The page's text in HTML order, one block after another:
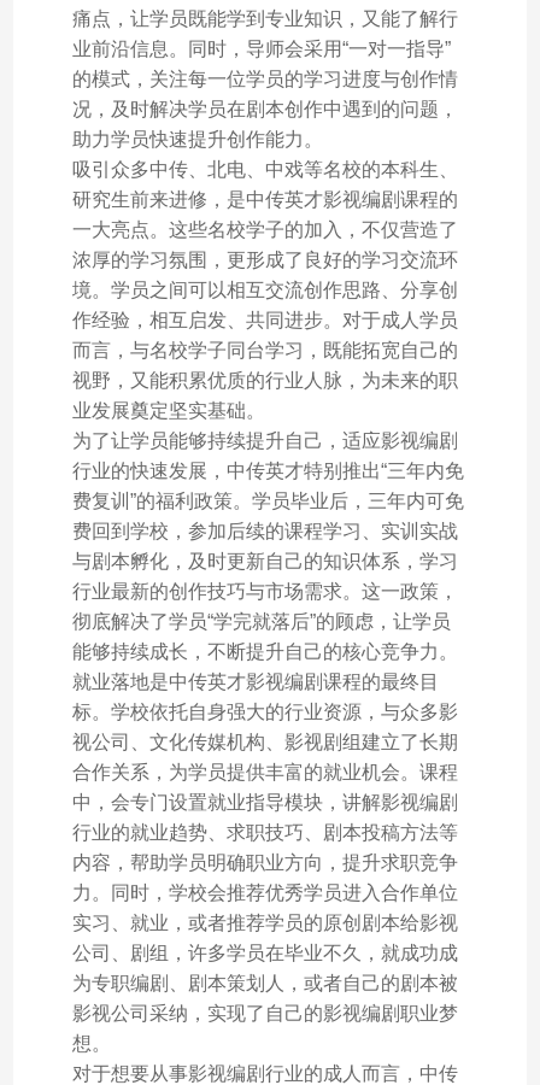
痛点，让学员既能学到专业知识，又能了解行
业前沿信息。同时，导师会采用“一对一指导”
的模式，关注每一位学员的学习进度与创作情
况，及时解决学员在剧本创作中遇到的问题，
助力学员快速提升创作能力。
吸引众多中传、北电、中戏等名校的本科生、
研究生前来进修，是中传英才影视编剧课程的
一大亮点。这些名校学子的加入，不仅营造了
浓厚的学习氛围，更形成了良好的学习交流环
境。学员之间可以相互交流创作思路、分享创
作经验，相互启发、共同进步。对于成人学员
而言，与名校学子同台学习，既能拓宽自己的
视野，又能积累优质的行业人脉，为未来的职
业发展奠定坚实基础。
为了让学员能够持续提升自己，适应影视编剧
行业的快速发展，中传英才特别推出“三年内免
费复训”的福利政策。学员毕业后，三年内可免
费回到学校，参加后续的课程学习、实训实战
与剧本孵化，及时更新自己的知识体系，学习
行业最新的创作技巧与市场需求。这一政策，
彻底解决了学员“学完就落后”的顾虑，让学员
能够持续成长，不断提升自己的核心竞争力。
就业落地是中传英才影视编剧课程的最终目
标。学校依托自身强大的行业资源，与众多影
视公司、文化传媒机构、影视剧组建立了长期
合作关系，为学员提供丰富的就业机会。课程
中，会专门设置就业指导模块，讲解影视编剧
行业的就业趋势、求职技巧、剧本投稿方法等
内容，帮助学员明确职业方向，提升求职竞争
力。同时，学校会推荐优秀学员进入合作单位
实习、就业，或者推荐学员的原创剧本给影视
公司、剧组，许多学员在毕业不久，就成功成
为专职编剧、剧本策划人，或者自己的剧本被
影视公司采纳，实现了自己的影视编剧职业梦
想。
对于想要从事影视编剧行业的成人而言，中传